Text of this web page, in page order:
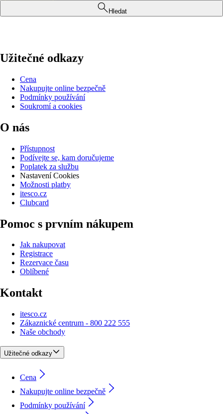
Hledat
Užitečné odkazy
Cena
Nakupujte online bezpečně
Podmínky používání
Soukromí a cookies
O nás
Přístupnost
Podívejte se, kam doručujeme
Poplatek za službu
Nastavení Cookies
Možnosti platby
itesco.cz
Clubcard
Pomoc s prvním nákupem
Jak nakupovat
Registrace
Rezervace času
Oblíbené
Kontakt
itesco.cz
Zákaznické centrum - 800 222 555
Naše obchody
Užitečné odkazy
Cena
Nakupujte online bezpečně
Podmínky používání